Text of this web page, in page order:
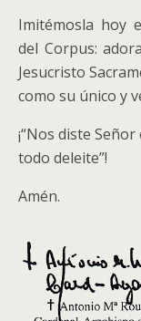
Imitémosla hoy
del Corpus:
Jesucristo
como su único y
¡“Nos diste
todo deleite”!
Amén.